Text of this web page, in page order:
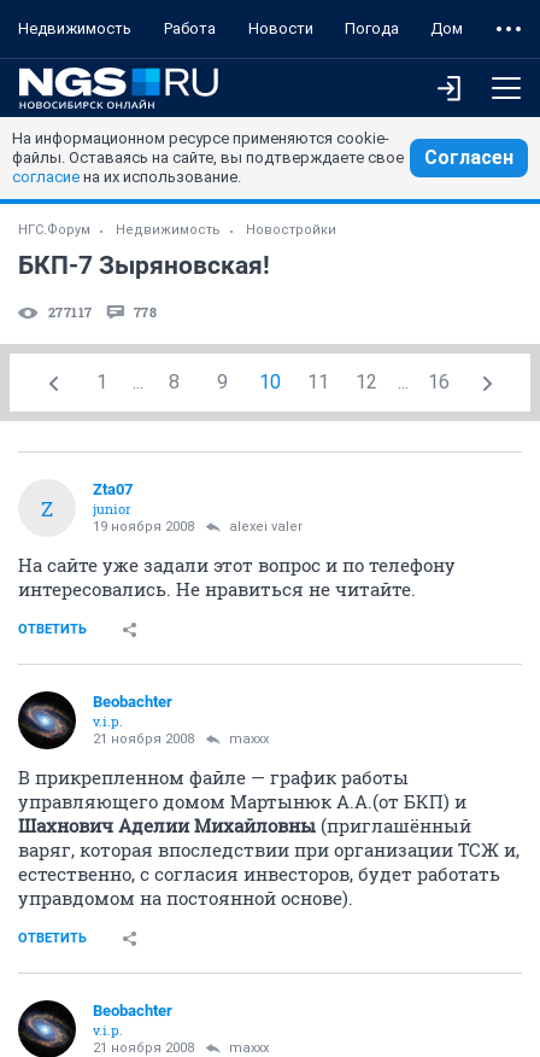
Недвижимость Работа Новости Погода Дом
На информационном ресурсе применяются cookie-
файлы. Оставаясь на сайте, вы подтверждаете свое
согласие на их использование.
Согласен
НГС.Форум Недвижимость Новостройки
БКП-7 Зыряновская!
277117 778
1 ... 8 9 10 11 12 ... 16
Z
Zta07
junior
19 ноября 2008 alexei valer
На сайте уже задали этот вопрос и по телефону
интересовались. Не нравиться не читайте.
ОТВЕТИТЬ
Beobachter
v.i.p.
21 ноября 2008 maxxx
В прикрепленном файле — график работы
управляющего домом Мартынюк А.А.(от БКП) и
Шахнович Аделии Михайловны (приглашённый
варяг, которая впоследствии при организации ТСЖ и,
естественно, с согласия инвесторов, будет работать
управдомом на постоянной основе).
ОТВЕТИТЬ
Beobachter
v.i.p.
21 ноября 2008 maxxx